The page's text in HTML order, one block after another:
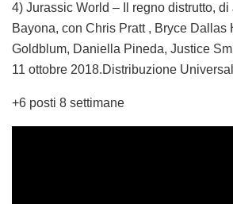
4) Jurassic World – Il regno distrutto,
Bayona, con Chris Pratt , Bryce Dallas
Goldblum, Daniella Pineda, Justice
11 ottobre 2018.Distribuzione
+6 posti 8 settimane